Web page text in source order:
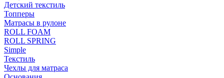
Детский текстиль
Топперы
Матрасы в рулоне
ROLL FOAM
ROLL SPRING
Simple
Текстиль
Чехлы для матраса